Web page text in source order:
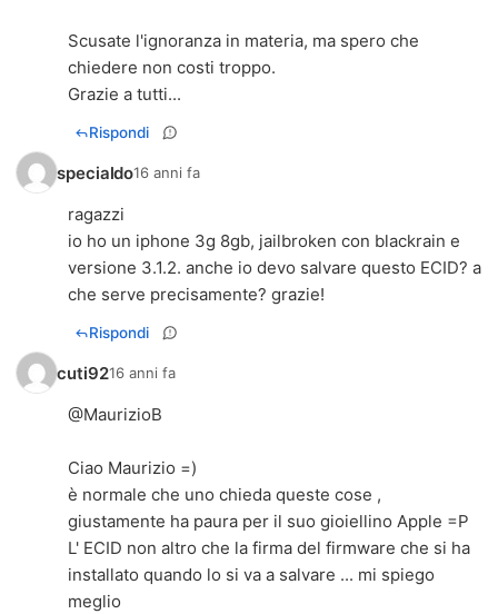
Scusate l'ignoranza in materia, ma spero che
chiedere non costi troppo.
Grazie a tutti...
Rispondi
specialdo16 anni fa
ragazzi
io ho un iphone 3g 8gb, jailbroken con blackrain e
versione 3.1.2. anche io devo salvare questo ECID? a
che serve precisamente? grazie!
Rispondi
cuti9216 anni fa
@MaurizioB
Ciao Maurizio =)
è normale che uno chieda queste cose ,
giustamente ha paura per il suo gioiellino Apple =P
L' ECID non altro che la firma del firmware che si ha
installato quando lo si va a salvare ... mi spiego
meglio